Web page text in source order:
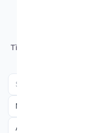
Tìm kiếm các nhà phát
giải pháp tự động